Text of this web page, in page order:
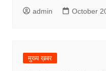
admin October
मुख्य ख़बर